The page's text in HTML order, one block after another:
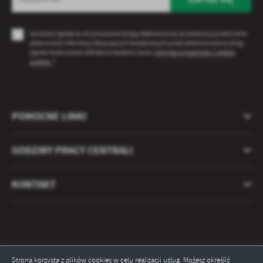
Strona korzysta z plików cookies w celu realizacji usług. Możesz określić
POMOCNE LINKI
Wyrażam zgodę na otrzymywanie drogą elektroniczną na wskazany przeze mnie
adres e-mail informacji dotyczących świadczonych przez Administratora usług.
Zgoda może zostać cofnięta w każdym czasie.
Polityka prywatności i plików
cookies *
GODZINY PRACY CENTRALI
KONTAKT